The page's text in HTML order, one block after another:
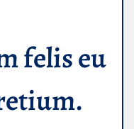
felis eu